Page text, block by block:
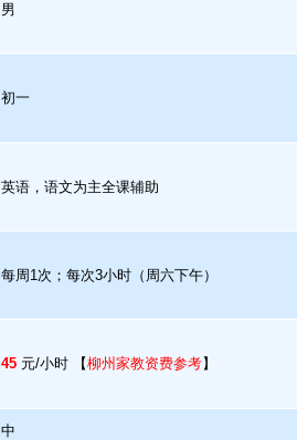
男
初一
英语，语文为主全课辅助
每周1次；每次3小时（周六下午）
45 元/小时 【柳州家教资费参考】
中